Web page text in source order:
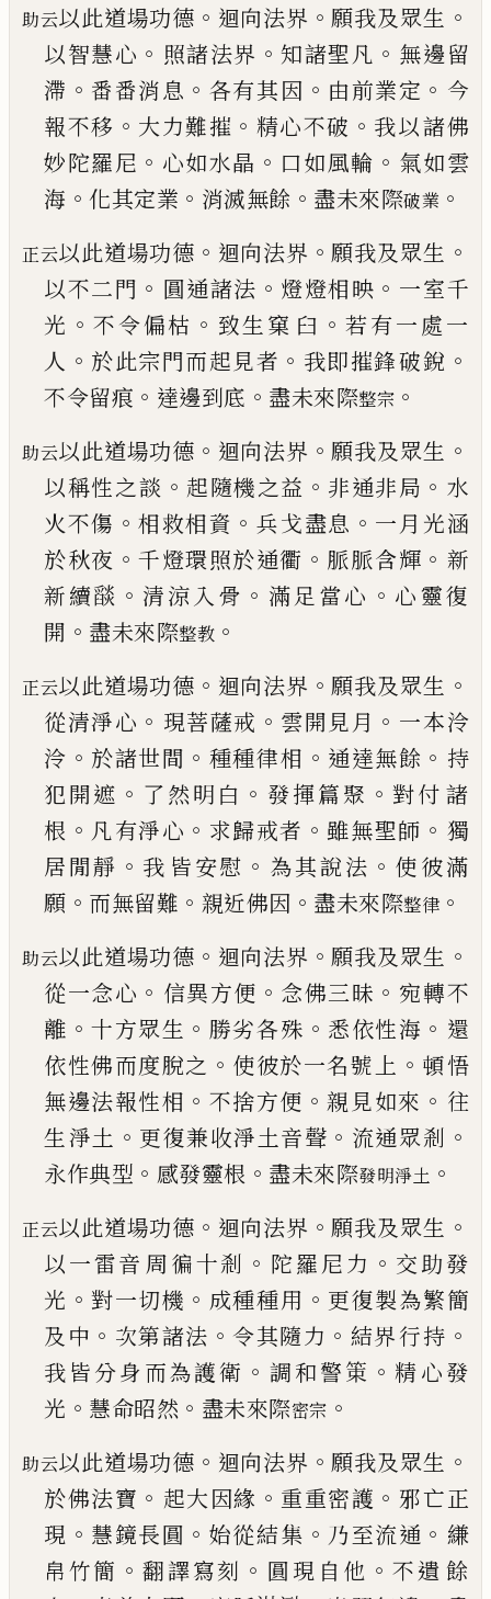
助云以此道場功德 。 迴向法界 。 願我及眾生 。
以智慧心 。 照諸法界 。 知諸聖凡 。 無邊留
滯 。 番番消息 。 各有其因 。 由前業定 。 今
報不移 。 大力難摧 。 精心不破 。 我以諸佛
妙陀羅尼 。 心如水晶 。 口如風輪 。 氣如雲
海 。 化其定業 。 消滅無餘 。 盡未來際破業 。
正云以此道場功德 。 迴向法界 。 願我及眾生 。
以不二門 。 圓通諸法 。 燈燈相映 。 一室千
光 。 不令偏枯 。 致生窠 臼 。 若有一處一
人 。 於此宗門而起見者 。 我即摧鋒破銳 。
不令留痕 。 達邊到底 。 盡未來際整宗 。
助云以此道場功德 。 迴向法界 。 願我及眾生 。
以稱性之談 。 起隨機之益 。 非通非局 。 水
火不傷 。 相救相資 。 兵戈盡息 。 一月光涵
於秋夜 。 千燈環照於通衢 。 脈脈含輝 。 新
新續𦦨 。 清涼入骨 。 滿足當心 。 心靈復
開 。 盡未來際整教 。
正云以此道場功德 。 迴向法界 。 願我及眾生 。
從清淨心 。 現菩薩戒 。 雲開見月 。 一本泠
泠 。 於諸世間 。 種種律相 。 通達無餘 。 持
犯開遮 。 了然明白 。 發揮篇聚 。 對付 諸
根 。 凡有淨心 。 求歸戒者 。 雖無聖師 。 獨
居閒靜 。 我 皆安慰 。 為其說法 。 使彼滿
願 。 而無留難 。 親近佛因 。 盡未來際整律 。
助云以此道場功德 。 迴向法界 。 願我及眾生 。
從一念心 。 信異方便 。 念佛三昧 。 宛轉不
離 。 十方眾生 。 勝劣各殊 。 悉依性海 。 還
依性佛而度脫之 。 使彼於一名號 上 。 頓悟
無邊法報性相 。 不捨方便 。 親見如來 。 往
生淨土 。 更復兼收淨土音聲 。 流通眾剎 。
永作典型 。 感發靈根 。 盡未來際發明淨土 。
正云以此道場功德 。 迴向法界 。 願我及眾生 。
以一雷音 周徧十剎 。 陀羅尼力 。 交助發
光 。 對一切機 。 成種種用 。 更復製為繁簡
及中 。 次第諸法 。 令其隨力 。 結界行持 。
我皆分身而為護衛 。 調和警䇿 。 精心發
光 。 慧命昭然 。 盡未來際密宗 。
助云以此道場功德 。 迴向法界 。 願我及眾生 。
於佛法寶 。 起大因緣 。 重重密護 。 邪亡正
現 。 慧鏡長圓 。 始從結集 。 乃至流通 。 縑
帛竹簡 。 翻譯寫刻 。 圓現自他 。 不遺 餘